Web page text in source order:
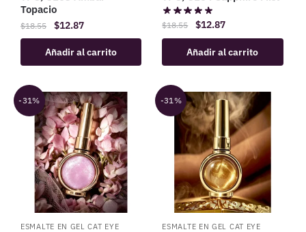
Topacio
$18.55 $12.87
Añadir al carrito
$18.55 $12.87
Añadir al carrito
-31%
ESMALTE EN GEL CAT EYE
-31%
ESMALTE EN GEL CAT EYE